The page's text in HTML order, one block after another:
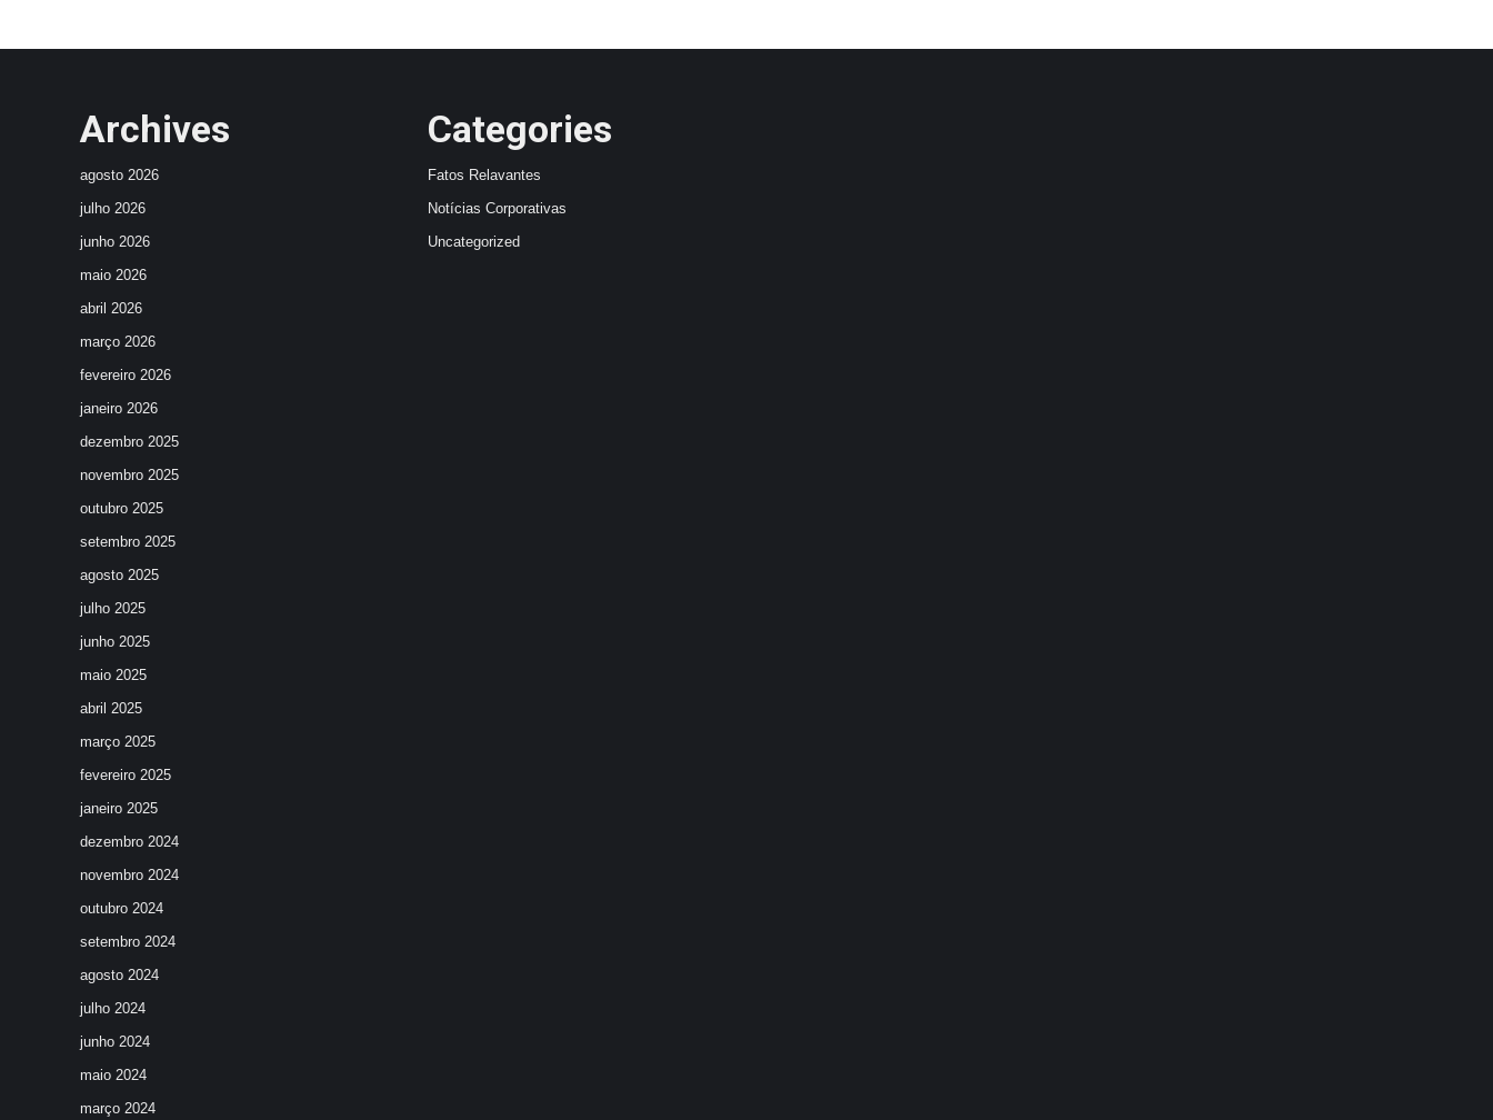
Archives
agosto 2026
julho 2026
junho 2026
maio 2026
abril 2026
março 2026
fevereiro 2026
janeiro 2026
dezembro 2025
novembro 2025
outubro 2025
setembro 2025
agosto 2025
julho 2025
junho 2025
maio 2025
abril 2025
março 2025
fevereiro 2025
janeiro 2025
dezembro 2024
novembro 2024
outubro 2024
setembro 2024
agosto 2024
julho 2024
junho 2024
maio 2024
março 2024
Categories
Fatos Relavantes
Notícias Corporativas
Uncategorized